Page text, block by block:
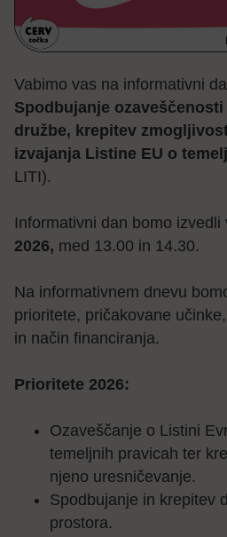
Vabimo vas na informativni
Spodbujanje
družbe, krepitev
izvajanja Listine EU o
LITI).
Informativni dan bomo izvedli
2026, med 13.00 in 14.30.
Na informativnem dnevu
prioritete, pričakovane
in način financiranja.
Prioritete 2026:
Ozaveščanje o Listini
temeljnih pravicah ter
njeno uresničevanje.
Spodbujanje in krepitev
prostora.